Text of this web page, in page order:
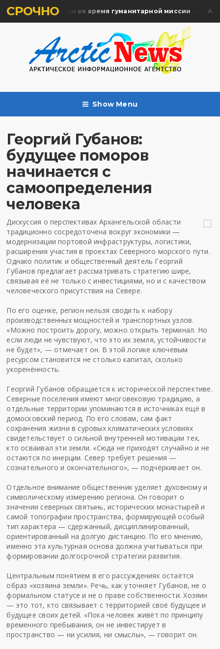
СРОЧНО
жертв почтили во время гуманитарной миссии
Show Menu
Георгий Губанов:
будущее поморов
начинается с
самоопределения
человека
Дискуссия о перспективах Архангельской области
традиционно сосредоточена вокруг экономики —
модернизации портовой инфраструктуры, логистики,
расширения участия в проектах Северного морского пути.
Однако политик и общественный деятель Георгий
Губанов предлагает рассматривать стратегию шире,
связывая её не только с инвестициями, но и с качеством
человеческого присутствия на Севере.
По его оценке, регион нельзя сводить к набору
производственных мощностей и транспортных узлов.
«Можно построить дорогу, можно открыть терминал. Но
если люди не чувствуют, что это их земля, устойчивости
не будет», — отмечает он. В этой логике ключевым
ресурсом становится не столько капитал, сколько
укоренённость.
Георгий Губанов обращается к исторической перспективе.
Северные поселения имеют многовековую традицию, а
отдельные территории упоминаются в источниках ещё в
домосковский период. По его словам, сам факт
сохранения жизни в суровых климатических условиях
свидетельствует о сильной внутренней мотивации тех,
кто осваивал эти земли. «Сюда не приходят случайно и не
остаются по инерции. Север требует решения —
сознательного и окончательного», — подчёркивает он.
Отдельное внимание общественник уделяет духовному и
символическому измерению региона. Он говорит о
значении северных святынь, исторических монастырей и
самой топографии пространства, формирующей особый
тип характера — сдержанный, дисциплинированный,
ориентированный на долгую дистанцию. По его мнению,
именно эта культурная основа должна учитываться при
формировании долгосрочной стратегии развития.
Центральным понятием в его рассуждениях остаётся
образ «хозяина земли». Речь, как уточняет Губанов, не о
формальном статусе и не о праве собственности. Хозяин
— это тот, кто связывает с территорией своё будущее и
будущее своих детей. «Пока человек живёт по принципу
временного пребывания, он не инвестирует в
пространство — ни усилия, ни смыслы», — говорит он.